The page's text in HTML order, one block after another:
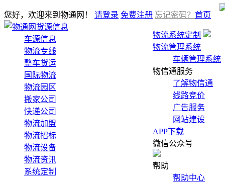
您好，欢迎来到物通网！ 请登录 免费注册 忘记密码？
物流系统定制
物流管理系统
车辆管理系统
物信通服务
了解物信通
线路竞价
广告服务
网站建设
APP下载
微信公众号
帮助
帮助中心
首页
货源信息
车源信息
物流专线
整车货运
国际物流
物流园区
搬家公司
快递公司
物流加盟
物流招标
物流设备
物流资讯
系统定制